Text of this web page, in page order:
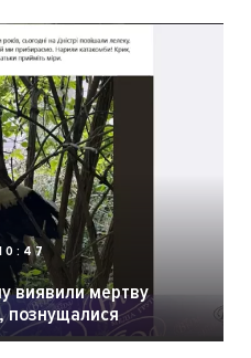
виявили мертву
познущалися